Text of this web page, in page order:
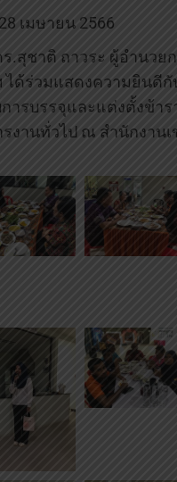
เมษายน 2566
ชาติ ถาวระ ผู้อำนวยก
ได้ร่วมแสดงความยินดีกั
ารบรรจุและแต่งตั้งข้า
งานทั่วไป ณ สำนักงาน